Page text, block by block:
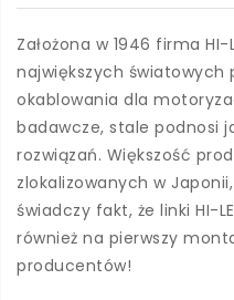
Założona w 1946 firma
największych
okablowania dla
badawcze, stale podnosi
rozwiązań. Większość
zlokalizowanych w
świadczy fakt, że linki HI-
również na pierwszy
producentów!